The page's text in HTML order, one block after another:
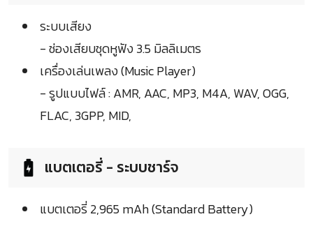
ระบบเสียง
- ช่องเสียบชุดหูฟัง 3.5 มิลลิเมตร
เครื่องเล่นเพลง (Music Player)
- รูปแบบไฟล์ : AMR, AAC, MP3, M4A, WAV, OGG,
FLAC, 3GPP, MID,
แบตเตอรี่ - ระบบชาร์จ
แบตเตอรี่ 2,965 mAh (Standard Battery)